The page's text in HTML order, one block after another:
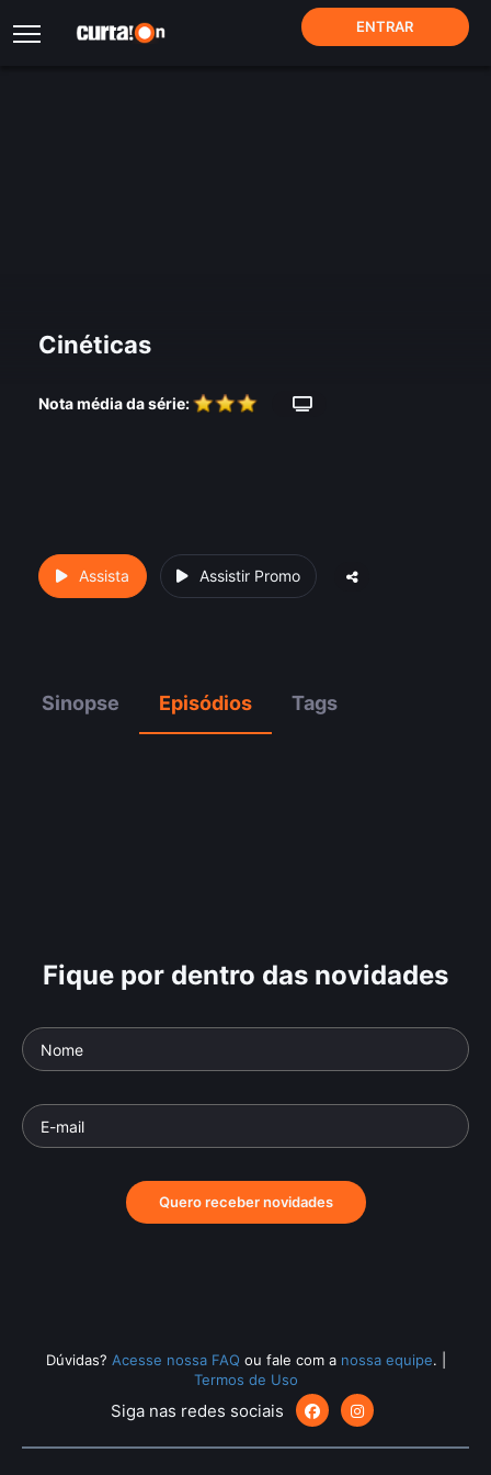
ENTRAR
Cinéticas
Nota média da série:
Assista Assistir Promo
Sinopse Episódios Tags
Fique por dentro das novidades
Quero receber novidades
Dúvidas? Acesse nossa FAQ ou fale com a nossa equipe.
Termos de Uso
Siga nas redes sociais